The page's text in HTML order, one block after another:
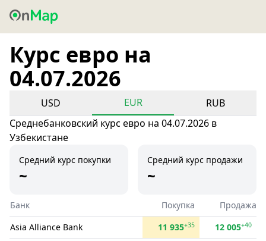
Курс евро на
04.07.2026
USD EUR
RUB
Среднебанковский курс евро на 04.07.2026 в
Узбекистане
Средний курс покупки
~
Средний курс продажи
~
Банк Покупка
Продажа
Asia Alliance Bank
11 935+35 12 005+40